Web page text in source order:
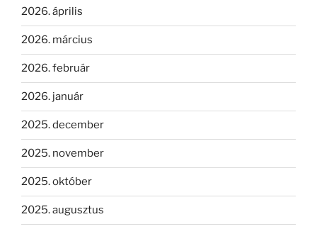
2026. április
2026. március
2026. február
2026. január
2025. december
2025. november
2025. október
2025. augusztus